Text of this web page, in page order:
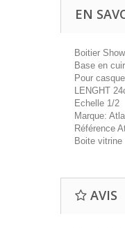
EN
Boitier
Base en
Pour
LENGHT
Echelle 1/2
Marque:
Référence
Boite vitrine
AVIS